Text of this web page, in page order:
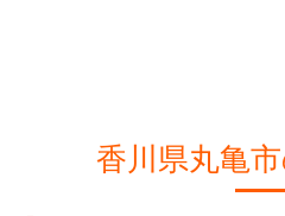
香川県丸亀